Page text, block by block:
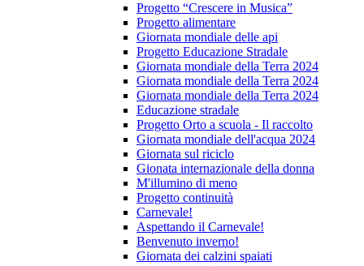
Progetto “Crescere in Musica”
Progetto alimentare
Giornata mondiale delle api
Progetto Educazione Stradale
Giornata mondiale della Terra 2024
Giornata mondiale della Terra 2024
Giornata mondiale della Terra 2024
Educazione stradale
Progetto Orto a scuola - Il raccolto
Giornata mondiale dell'acqua 2024
Giornata sul riciclo
Gionata internazionale della donna
M'illumino di meno
Progetto continuità
Carnevale!
Aspettando il Carnevale!
Benvenuto inverno!
Giornata dei calzini spaiati